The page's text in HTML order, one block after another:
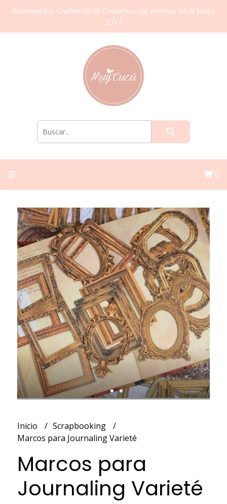
Bienvenidxs Crafterxs! 🩷 Cerramos de viernes 24 al lunes
27/7
0
Inicio
Scrapbooking
Marcos para Journaling Varieté
Marcos para
Journaling Varieté